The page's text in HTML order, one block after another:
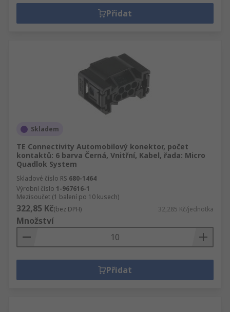
Přidat
Skladem
TE Connectivity Automobilový konektor, počet
kontaktů: 6 barva Černá, Vnitřní, Kabel, řada: Micro
Quadlok System
Skladové číslo RS 680-1464
Výrobní číslo 1-967616-1
Mezisoučet (1 balení po 10 kusech)
322,85 Kč(bez DPH) 32,285 Kč/jednotka
Množství
Přidat